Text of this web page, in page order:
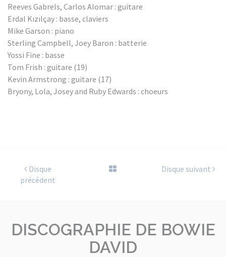
Reeves Gabrels, Carlos Alomar : guitare
Erdal Kızılçay : basse, claviers
Mike Garson : piano
Sterling Campbell, Joey Baron : batterie
Yossi Fine : basse
Tom Frish : guitare (19)
Kevin Armstrong : guitare (17)
Bryony, Lola, Josey and Ruby Edwards : choeurs
Disque
précédent
Disque suivant
DISCOGRAPHIE DE BOWIE
DAVID